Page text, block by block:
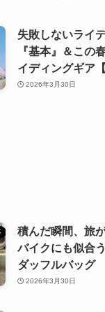
失敗しないライ
『基本』＆この
イディングギア
2026年3月30日
積んだ瞬間、旅
バイクにも似合
ダッフルバッグ
2026年3月30日